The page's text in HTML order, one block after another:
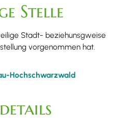
Stelle
Stadt- beziehunsgweise
vorgenommen hat.
Hochschwarzwald